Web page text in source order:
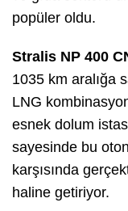
popüler oldu.
Stralis NP 400
1035 km aralığa
LNG
esnek dolum
sayesinde bu
karşısında
haline getiriyor.